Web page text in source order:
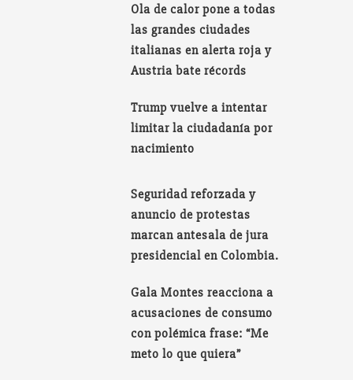
Ola de calor pone a todas
las grandes ciudades
italianas en alerta roja y
Austria bate récords
Trump vuelve a intentar
limitar la ciudadanía por
nacimiento
Seguridad reforzada y
anuncio de protestas
marcan antesala de jura
presidencial en Colombia.
Gala Montes reacciona a
acusaciones de consumo
con polémica frase: “Me
meto lo que quiera”